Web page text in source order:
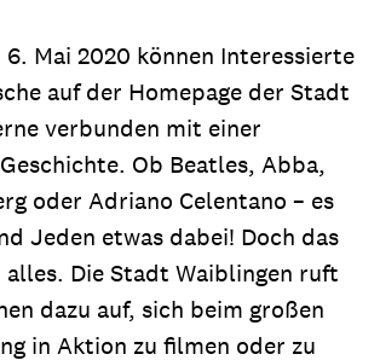
Mai 2020 können Interessierte
auf der Homepage der Stadt
verbunden mit einer
Ob Beatles, Abba,
oder Adriano Celentano – es
Jeden etwas dabei! Doch das
Die Stadt Waiblingen ruft
dazu auf, sich beim großen
in Aktion zu filmen oder zu